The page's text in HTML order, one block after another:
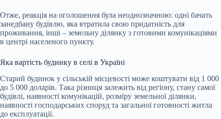
Отже, реакція на оголошення була неоднозначною: одні бачать
занедбану будівлю, яка втратила свою придатність для
проживання, інші – земельну ділянку з готовими комунікаціями
в центрі населеного пункту.
Яка вартість будинку в селі в Україні
Старий будинок у сільській місцевості може коштувати від 1 000
до 5 000 доларів. Така різниця залежить від регіону, стану самої
будівлі, наявності комунікацій, розміру земельної ділянки,
наявності господарських споруд та загальної готовності житла
до експлуатації.